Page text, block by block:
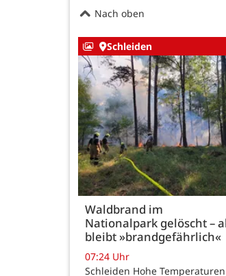
Nach oben
Schleiden
Waldbrand im
Nationalpark gelöscht –
bleibt »brandgefährlich«
07:24 Uhr
Schleiden Hohe